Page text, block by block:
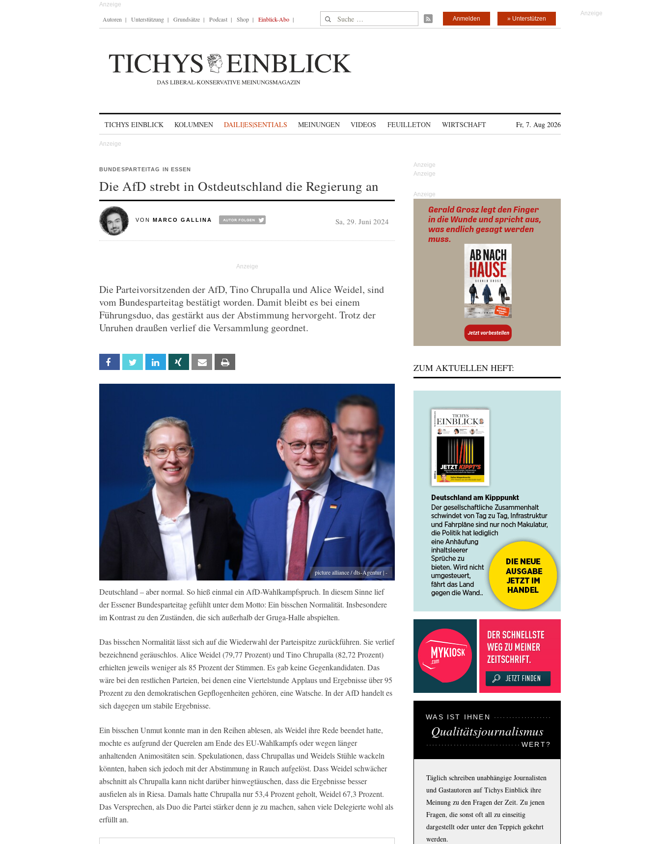
Autoren Unterstützung Grundsätze Podcast Shop Einblick-Abo Suche nach: » Unterstützen
Anmelden
TICHYS EINBLICK KOLUMNEN DAILI|ES|SENTIALS MEINUNGEN VIDEOS FEUILLETON WIRTSCHAFT Fr, 7. Aug 2026
BUNDESPARTEITAG IN ESSEN
Die AfD strebt in Ostdeutschland die Regierung an
VON MARCO GALLINA Sa, 29. Juni 2024
Die Parteivorsitzenden der AfD, Tino Chrupalla und Alice Weidel, sind
vom Bundesparteitag bestätigt worden. Damit bleibt es bei einem
Führungsduo, das gestärkt aus der Abstimmung hervorgeht. Trotz der
Unruhen draußen verlief die Versammlung geordnet.
Facebook Twitter Linkedin Xing Email
picture alliance / dts-Agentur | -
Deutschland – aber normal. So hieß einmal ein AfD-Wahlkampfspruch. In diesem Sinne lief
der Essener Bundesparteitag gefühlt unter dem Motto: Ein bisschen Normalität. Insbesondere
im Kontrast zu den Zuständen, die sich außerhalb der Gruga-Halle abspielten.
Das bisschen Normalität lässt sich auf die Wiederwahl der Parteispitze zurückführen. Sie verlief
bezeichnend geräuschlos. Alice Weidel (79,77 Prozent) und Tino Chrupalla (82,72 Prozent)
erhielten jeweils weniger als 85 Prozent der Stimmen. Es gab keine Gegenkandidaten. Das
wäre bei den restlichen Parteien, bei denen eine Viertelstunde Applaus und Ergebnisse über 95
Prozent zu den demokratischen Gepflogenheiten gehören, eine Watsche. In der AfD handelt es
sich dagegen um stabile Ergebnisse.
Ein bisschen Unmut konnte man in den Reihen ablesen, als Weidel ihre Rede beendet hatte,
mochte es aufgrund der Querelen am Ende des EU-Wahlkampfs oder wegen länger
anhaltenden Animositäten sein. Spekulationen, dass Chrupallas und Weidels Stühle wackeln
könnten, haben sich jedoch mit der Abstimmung in Rauch aufgelöst. Dass Weidel schwächer
abschnitt als Chrupalla kann nicht darüber hinwegtäuschen, dass die Ergebnisse besser
ausfielen als in Riesa. Damals hatte Chrupalla nur 53,4 Prozent geholt, Weidel 67,3 Prozent.
Das Versprechen, als Duo die Partei stärker denn je zu machen, sahen viele Delegierte wohl als
erfüllt an.
Anzeige
ZUM AKTUELLEN HEFT:
WAS IST IHNEN
Qualitätsjournalismus
WERT?
Täglich schreiben unabhängige Journalisten
und Gastautoren auf Tichys Einblick ihre
Meinung zu den Fragen der Zeit. Zu jenen
Fragen, die sonst oft all zu einseitig
dargestellt oder unter den Teppich gekehrt
werden.